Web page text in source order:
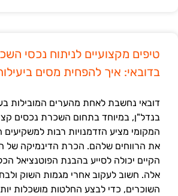
טיפים מקצועיים לניתוח נכסי
בדובאי: איך להפחית מסים
דובאי נחשבת לאחת מהערים המובילות
בנדל"ן, במיוחד בתחום השכרת נכסים
המקומי מציע הזדמנויות רבות למשקיעים
את הרווחים שלהם. הכרת הדינמיקה של
הקיים יכולה לסייע בהבנת הפוטנציאל
אלה. חשוב לעקוב אחרי מגמות השוק
השוכרים, כדי לבצע החלטות מושכלות